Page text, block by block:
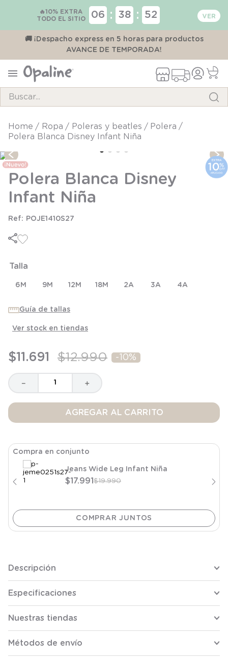
🔥10% EXTRA
TODO EL SITIO
06 : 38 : 52
🚚 ¡Despacho express en 5 horas para productos
AVANCE DE TEMPORADA!
ropa poleras y beatles
polera
Polera Blanca Disney Infant Niña
Polera Blanca Disney
Infant Niña
POJE1410S27
Talla
6M 9M 12M 18M 2A 3A 4A
Guía de tallas
Ver stock en tiendas
$11 .691 $12.990 -10%
＋
－
AGREGAR AL CARRITO
Compra en conjunto
Jeans Wide Leg Infant Niña
$17.991$19.990
Descripción
Especificaciones
Nuestras tiendas
Métodos de envío
TÉRMINOS MÁS BUSCADOS
2.
3.
zapatillas
4.
body
5
manta
8.
9.
saco